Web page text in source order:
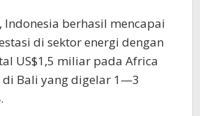
berhasil mencapai
di sektor energi dengan
US$1,5 miliar pada Africa
di Bali yang digelar 1—3